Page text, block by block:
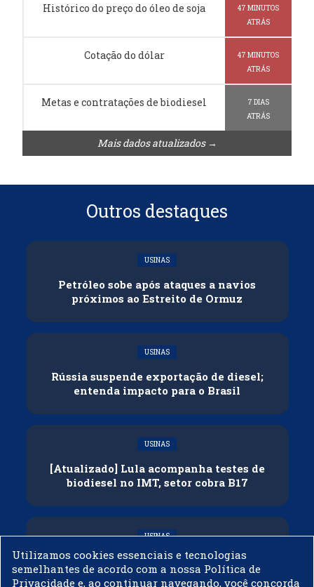
Histórico do preço do óleo de soja
47 MINUTOS
ATRÁS
Cotação do dólar
47 MINUTOS
ATRÁS
Metas e contratações de biodiesel
7 DIAS
ATRÁS
Mais dados atualizados →
Outros destaques
USINAS
Petróleo sobe após ataques a navios
próximos ao Estreito de Ormuz
USINAS
Rússia suspende exportação de diesel;
entenda impacto para o Brasil
USINAS
[Atualizado] Lula acompanha testes de
biodiesel no IMT, setor cobra B17
USINAS
Governo adia reunião sobre mistura de
etanol na gasolina
Utilizamos cookies essenciais e tecnologias
semelhantes de acordo com a nossa Política de
Privacidade e, ao continuar navegando, você concorda